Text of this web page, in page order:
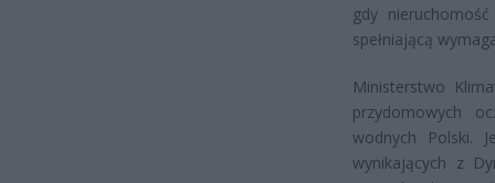
gdy
spełniającą
Ministerstwo
przydomowych
wodnych Polski.
wynikających z